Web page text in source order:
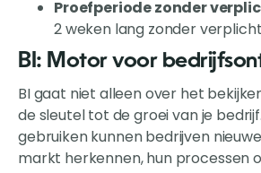
Proefperiode zonder
2 weken lang zonder
BI: Motor voor
BI gaat niet alleen over het
de sleutel tot de groei van je
gebruiken kunnen bedrijven
markt herkennen, hun processen